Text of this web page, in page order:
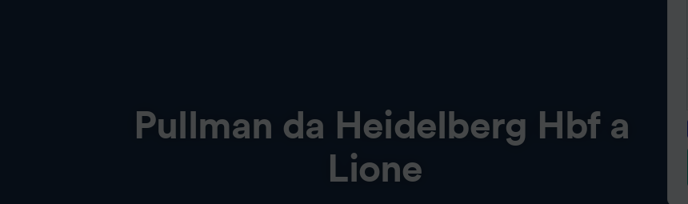
Pullman da Heidelberg Hbf a
Lione